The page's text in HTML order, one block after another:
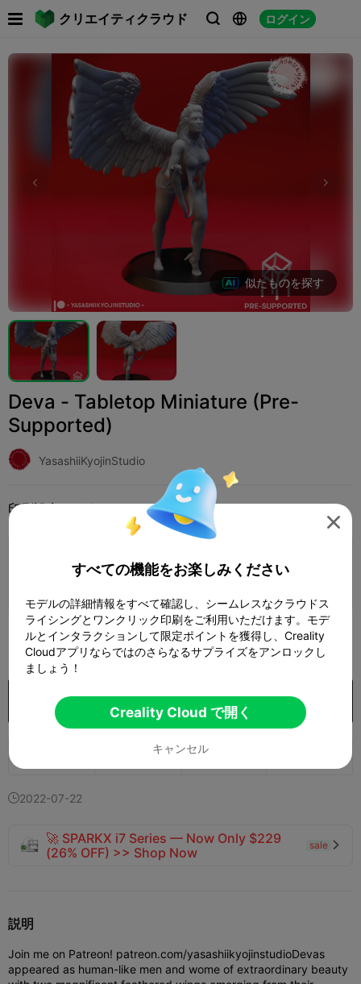
クリエイティクラウド   ログイン
 
似たものを探す
Deva - Tabletop Miniature (Pre-
Supported)
YasashiiKyojinStudio
印刷設定 追加 ミニチュア その他 
 印刷設定を追加
300 
購入
31
2022-07-22
🚀 SPARKX i7 Series — Now Only $229
(26% OFF) >> Shop Now
sale 
説明
Join me on Patreon! patreon.com/yasashiikyojinstudioDevas
appeared as human-like men and wome of extraordinary beauty

すべての機能をお楽しみください
モデルの詳細情報をすべて確認し、シームレスなクラウドス
ライシングとワンクリック印刷をご利用いただけます。モデ
ルとインタラクションして限定ポイントを獲得し、Creality
Cloudアプリならではのさらなるサプライズをアンロックし
ましょう！
Creality Cloud で開く
キャンセル